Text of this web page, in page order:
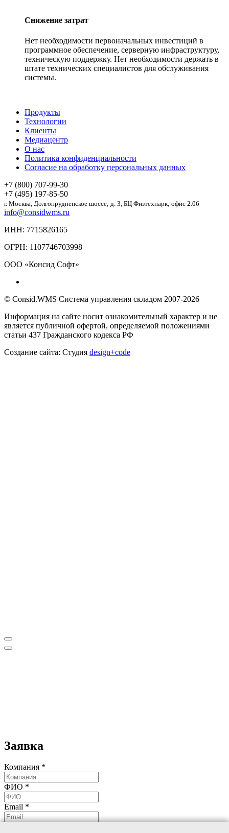
Снижение затрат
Нет необходимости первоначальных инвестиций в
программное обеспечение, серверную инфраструктуру,
техническую поддержку. Нет необходимости держать в
штате технических специалистов для обслуживания
системы.
Продукты
Технологии
Клиенты
Медиацентр
О нас
Политика конфиденциальности
Согласие на обработку персональных данных
+7 (800) 707-99-30
+7 (495) 197-85-50
г. Москва, Долгопрудненское шоссе, д. 3, БЦ Физтехпарк, офис 2.06
info@considwms.ru
ИНН: 7715826165
ОГРН: 1107746703998
ООО «Консид Софт»
© Consid.WMS Система управления складом 2007-2026
Информация на сайте носит ознакомительный характер и не
является публичной офертой, определяемой положениями
статьи 437 Гражданского кодекса РФ
Создание сайта: Студия design+code
Заявка
Компания *
ФИО *
Email *